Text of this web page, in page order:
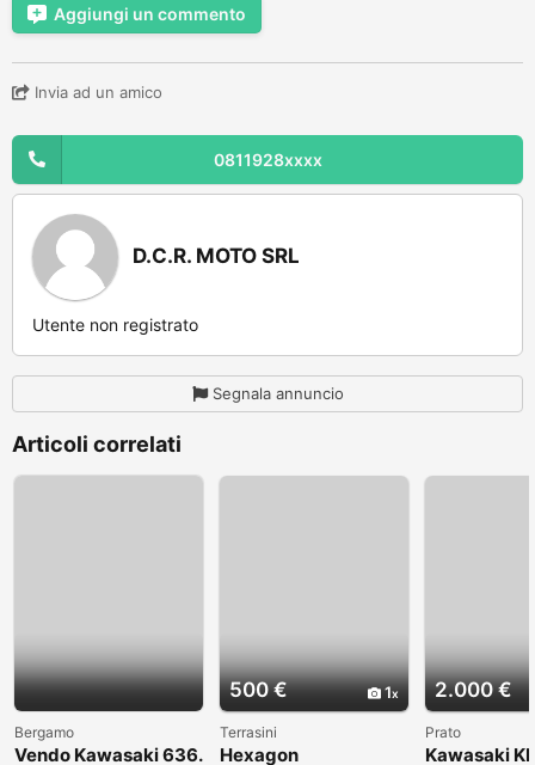
Aggiungi un commento
Invia ad un amico
0811928xxxx
D.C.R. MOTO SRL
Utente non registrato
Segnala annuncio
Articoli correlati
Bergamo
Vendo Kawasaki 636.
500 € 1
Terrasini
Hexagon
2.000 €
Prato
Kawasaki